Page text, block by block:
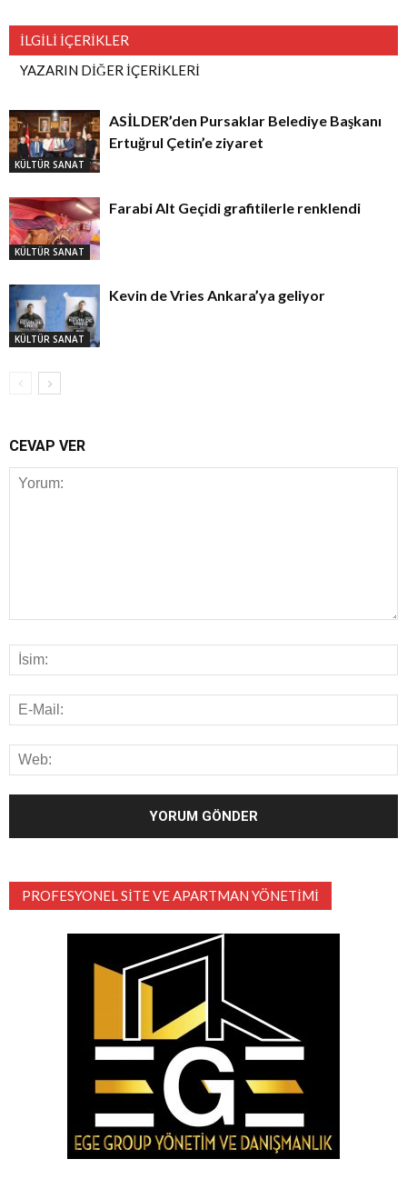
İLGİLİ İÇERİKLER
YAZARIN DİĞER İÇERİKLERİ
KÜLTÜR SANAT
ASİLDER’den Pursaklar Belediye Başkanı
Ertuğrul Çetin’e ziyaret
KÜLTÜR SANAT
Farabi Alt Geçidi grafitilerle renklendi
KÜLTÜR SANAT
Kevin de Vries Ankara’ya geliyor
CEVAP VER
PROFESYONEL SITE VE APARTMAN YÖNETIMI